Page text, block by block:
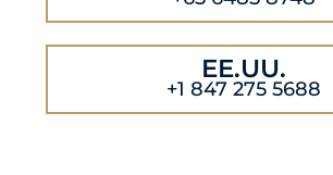
EE.UU.
+1 847 275 5688